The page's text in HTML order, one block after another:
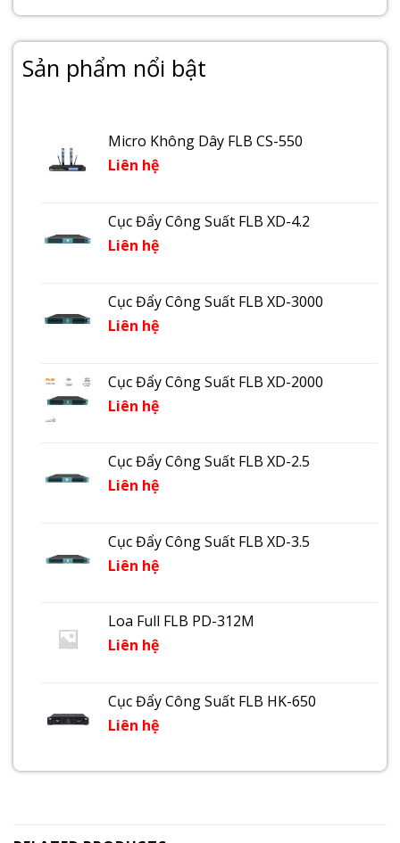
Sản phẩm nổi bật
Micro Không Dây FLB CS-550
Liên hệ
Cục Đẩy Công Suất FLB XD-4.2
Liên hệ
Cục Đẩy Công Suất FLB XD-3000
Liên hệ
Cục Đẩy Công Suất FLB XD-2000
Liên hệ
Cục Đẩy Công Suất FLB XD-2.5
Liên hệ
Cục Đẩy Công Suất FLB XD-3.5
Liên hệ
Loa Full FLB PD-312M
Liên hệ
Cục Đẩy Công Suất FLB HK-650
Liên hệ